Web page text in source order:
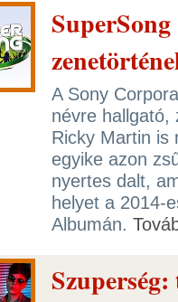
A Sony
névre hallgató,
Ricky Martin is
egyike azon
nyertes dalt,
helyet a 2014-
Albumán.